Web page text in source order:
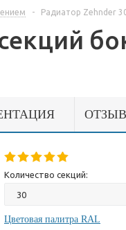
- Радиатор Zehnder
Количество секций:
Цветовая палитра RAL